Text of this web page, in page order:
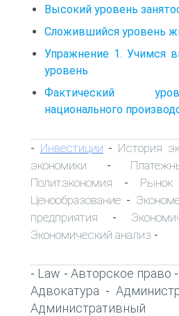
Высокий уровень
Сложившийся уровень
Упражнение 1. Учимся
уровень
Фактический
национального
- Инвестиции - История
экономики -
Политэкономия -
Ценообразование -
предприятия -
Экономический анализ -
- Law - Авторское право -
Адвокатура -
Административный